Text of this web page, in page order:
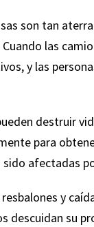
son tan
las
y las
destruir
para
afectadas
resbalones y
descuidan su